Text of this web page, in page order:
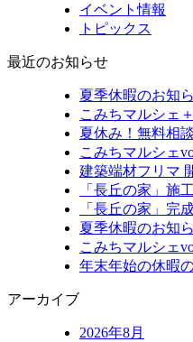
イベント情報
トピックス
最近のお知らせ
夏季休暇のお知
こみちマルシェ
夏休み！無料相
こみちマルシェ
建築端材フリマ
「長丘の家」施
「長丘の家」完
夏季休暇のお知
こみちマルシェ
年末年始の休暇
アーカイブ
2026年8月